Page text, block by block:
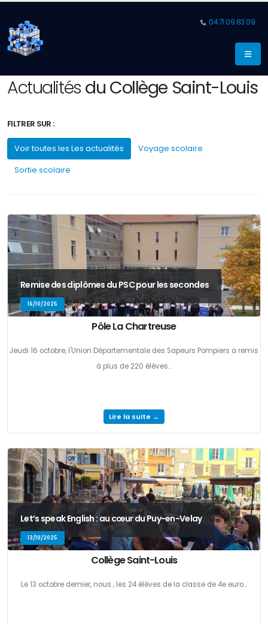
04 71 09 83 09
Actualités du Collège Saint-Louis
FILTRER SUR :
Voir toutes les Les actualités
Voyage scolaire
Sortie scolaire
Remise des diplômes du PSC pour les secondes
16/10/2025
Pôle La Chartreuse
Jeudi 16 octobre, l'Union Départementale des Sapeurs Pompiers a remis
à plus de 220 élèves...
Lire la suite →
Let’s speak English : au cœur du Puy-en-Velay
13/10/2025
Collège Saint-Louis
Le 13 octobre dernier, nous , les 24 élèves de la classe de 4e euro...